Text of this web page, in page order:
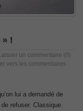
» !
un commentaire (0)
vers les commentaires
lui a demandé de
refuser. Classique.